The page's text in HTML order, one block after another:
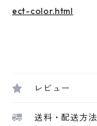
ect-color.html
レビュー
送料・配送方